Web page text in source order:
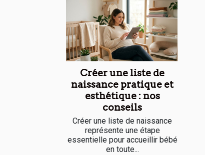
Créer une liste de
naissance pratique et
esthétique : nos
conseils
Créer une liste de naissance
représente une étape
essentielle pour accueillir bébé
en toute...